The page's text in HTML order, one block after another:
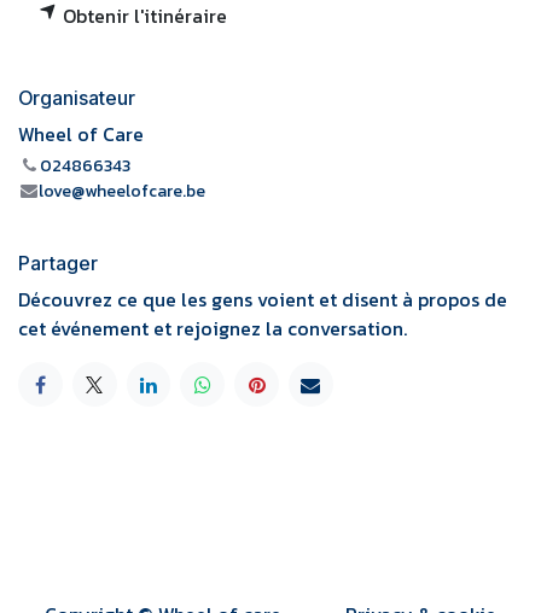
Obtenir l'itinéraire
Organisateur
Wheel of Care
024866343
love@wheelofcare.be
Partager
Découvrez ce que les gens voient et disent à propos de
cet événement et rejoignez la conversation.